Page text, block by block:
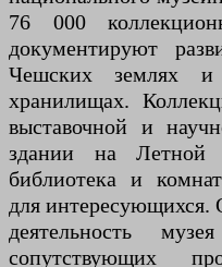
76 000
документируют
Чешских землях и
хранилищах.
выставочной и
здании на Летной
библиотека и
для интересующихся.
деятельность
сопутствующих